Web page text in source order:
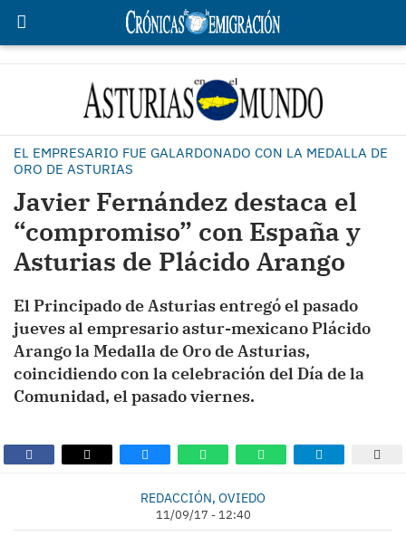
EL EMPRESARIO FUE GALARDONADO CON LA MEDALLA DE
ORO DE ASTURIAS
Javier Fernández destaca el
“compromiso” con España y
Asturias de Plácido Arango
El Principado de Asturias entregó el pasado
jueves al empresario astur-mexicano Plácido
Arango la Medalla de Oro de Asturias,
coincidiendo con la celebración del Día de la
Comunidad, el pasado viernes.
REDACCIÓN, OVIEDO
11/09/17 - 12:40